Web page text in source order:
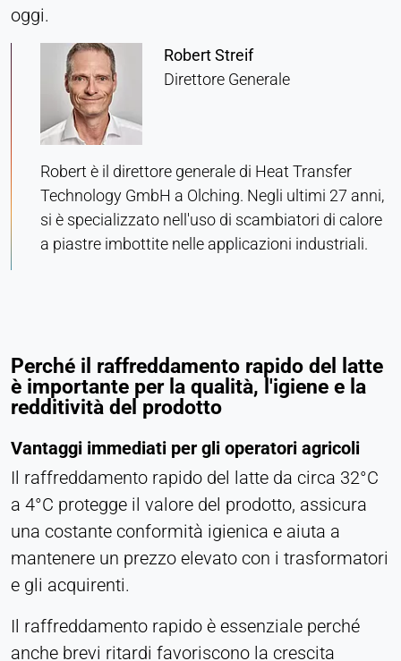
oggi.
Robert Streif
Direttore Generale
Robert è il direttore generale di Heat Transfer
Technology GmbH a Olching. Negli ultimi 27 anni,
si è specializzato nell'uso di scambiatori di calore
a piastre imbottite nelle applicazioni industriali.
Perché il raffreddamento rapido del latte
è importante per la qualità, l'igiene e la
redditività del prodotto
Vantaggi immediati per gli operatori agricoli
Il raffreddamento rapido del latte da circa 32°C
a 4°C protegge il valore del prodotto, assicura
una costante conformità igienica e aiuta a
mantenere un prezzo elevato con i trasformatori
e gli acquirenti.
Il raffreddamento rapido è essenziale perché
anche brevi ritardi favoriscono la crescita
STATISTICHE
Utilizzate per capire come viene utilizzato il sito
web e per migliorare le prestazioni e l'usabilità. I
dati vengono elaborati in forma anonima.
Matomo
Provider:
Sessione
MARKETING
Utilizzato per misurare l'efficacia del marketing e
identificare i visitatori legati all'attività
commerciale.
LinkedIn
Name:
Provider: